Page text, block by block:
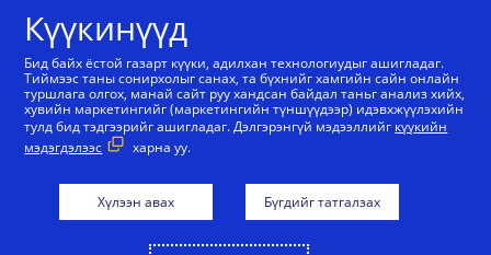
Күүкинүүд
Бид байх ёстой газарт күүки, адилхан технологиудыг ашигладаг.
Тиймээс таны сонирхолыг санах, та бүхнийг хамгийн сайн онлайн
туршлага олгох, манай сайт руу хандсан байдал таньг анализ хийх,
хувийн маркетингийг (маркетингийн түншүүдээр) идэвхжүүлэхийн
тулд бид тэдгээрийг ашигладаг. Дэлгэрэнгүй мэдээллийг күүкийн
мэдэгдэлээс
харна уу.
Хүлээн авах Бүгдийг татгалзах